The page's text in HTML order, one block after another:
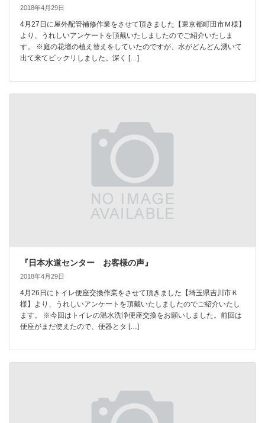
2018年4月29日
4月27日に屋外配管補修作業をさせて頂きました【東京都町田市Ｍ様】
より、うれしいアンケートを頂戴いたしましたのでご紹介いたしま
す。 ※庭の花壇の植え替えをしていたのですが、水がどんどん湧いて
出て来てビックリしました。深く […]
『日本水道センター お客様の声』
2018年4月29日
4月26日にトイレ便座交換作業をさせて頂きました【埼玉県吉川市Ｋ
様】より、うれしいアンケートを頂戴いたしましたのでご紹介いたし
ます。 ※今回はトイレの温水洗浄便座交換をお願いしました。前回は
便座がまだ使えたので、便器とタ […]